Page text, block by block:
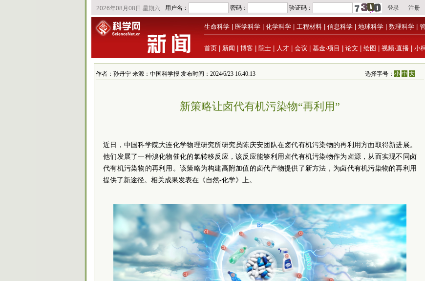
生命科学 医学科学 化学科学 工程材料 信息科学 地球科学 数理科学
首页 新闻 博客 院士 人才 会议 基金·项目 论文 绘图 视频·直播 小
作者：孙丹宁 来源：中国科学报 发布时间：2024/6/23 16:40:13 选择字号：小 中 大
新策略让卤代有机污染物“再利用”
近日，中国科学院大连化学物理研究所研究员陈庆安团队在卤代有机污染物的再利用方面取得新进展。
他们发展了一种溴化物催化的氯转移反应，该反应能够利用卤代有机污染物作为卤源，从而实现不同卤
代有机污染物的再利用。该策略为构建高附加值的卤代产物提供了新方法，为卤代有机污染物的再利用
提供了新途径。相关成果发表在 《自然-化学》上。